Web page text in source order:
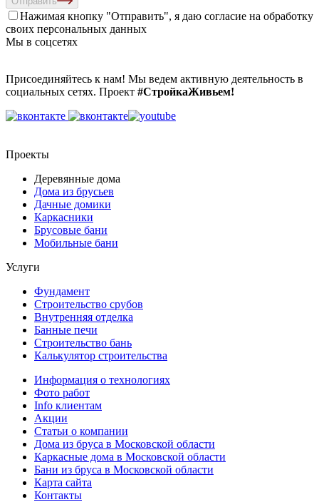
Нажимая кнопку "Отправить", я даю согласие на обработку
своих персональных данных
Мы в соцсетях
Присоединяйтесь к нам! Мы ведем активную деятельность в
социальных сетях. Проект #СтройкаЖивьем!
Проекты
Деревянные дома
Дома из брусьев
Дачные домики
Каркасники
Брусовые бани
Мобильные бани
Услуги
Фундамент
Строительство срубов
Внутренняя отделка
Банные печи
Строительство бань
Калькулятор строительства
Информация о технологиях
Фото работ
Info клиентам
Акции
Статьи о компании
Дома из бруса в Московской области
Каркасные дома в Московской области
Бани из бруса в Московской области
Карта сайта
Контакты